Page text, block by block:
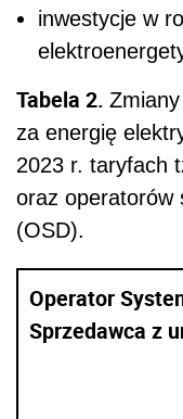
inwestycje w
Tabela 2.
za energię
2023 r. taryfach
oraz operatorów
(OSD).
Operator
Sprzedawca z